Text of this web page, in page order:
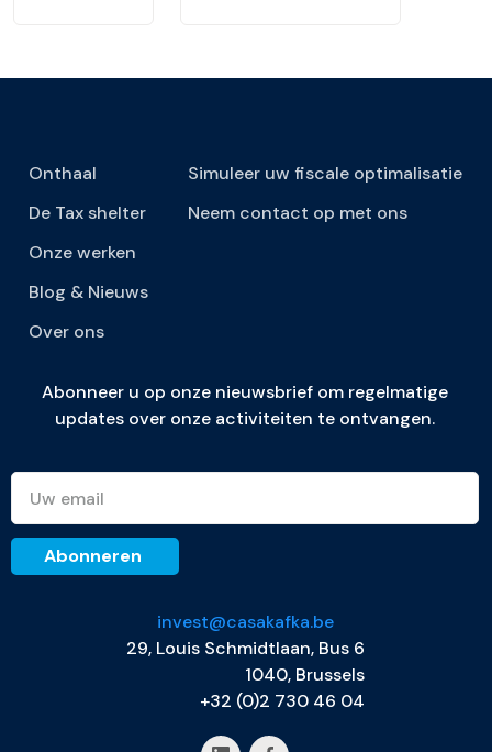
Onthaal
De Tax shelter
Onze werken
Blog & Nieuws
Over ons
Simuleer uw fiscale optimalisatie
Neem contact op met ons
Abonneer u op onze nieuwsbrief om regelmatige
updates over onze activiteiten te ontvangen.
invest@casakafka.be
29, Louis Schmidtlaan, Bus 6
1040, Brussels
+32 (0)2 730 46 04